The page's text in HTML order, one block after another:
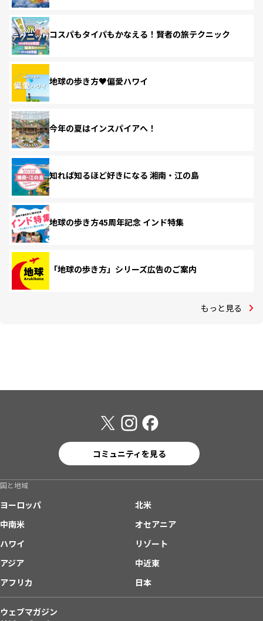
コスパもタイパもかなえる！賢者の旅テクニック
地球の歩き方♥偏愛ハワイ
今年の夏はインスパイアへ！
知れば知るほど好きになる 湘南・江の島
地球の歩き方45周年記念 インド特集
「地球の歩き方」シリーズ広告のご案内
もっと見る
コミュニティを見る
国と地域
ヨーロッパ
北米
中南米
オセアニア
ハワイ
リゾート
アジア
中近東
アフリカ
日本
ウェブマガジン